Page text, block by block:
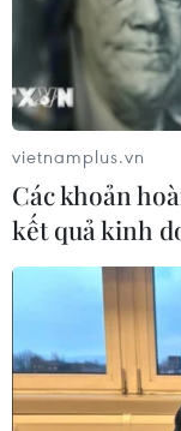
vietnamplus.vn
Các khoản
kết quả kinh